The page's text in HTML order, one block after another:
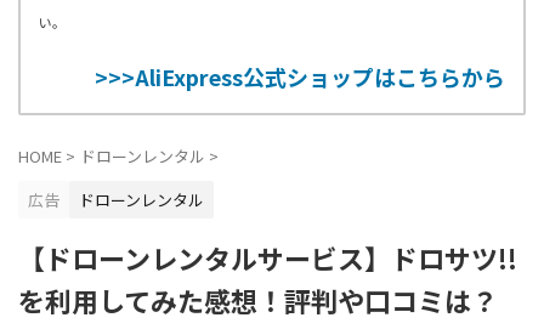
い。
>>>AliExpress公式ショップはこちらから
HOME > ドローンレンタル >
広告
ドローンレンタル
【ドローンレンタルサービス】ドロサツ!!
を利用してみた感想！評判や口コミは？